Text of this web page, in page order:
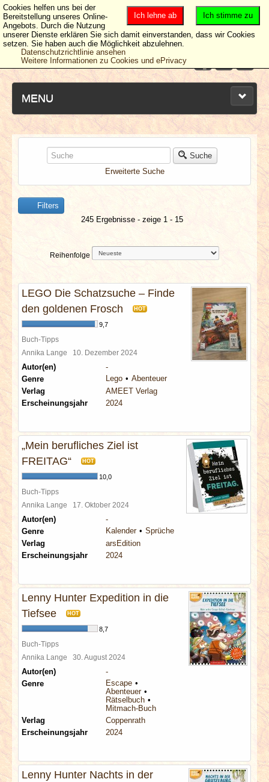
MENU
NEUESTE ARTIKEL
NEWS & DATES
BERICHTE
VERLOSUNGEN
SPECIALS
REDAKTION
LINKS
ARCHIV
Suche
Erweiterte Suche
Filters
245 Ergebnisse - zeige 1 - 15
Reihenfolge
LEGO Die Schatzsuche – Finde
den goldenen Frosch
HOT
9,7
Buch-Tipps
Annika Lange 10. Dezember 2024
Autor(en)
-
Genre
Lego
Abenteuer
Verlag
AMEET Verlag
Erscheinungsjahr
2024
„Mein berufliches Ziel ist
FREITAG“
HOT
10,0
Buch-Tipps
Annika Lange 17. Oktober 2024
Autor(en)
-
Genre
Kalender
Sprüche
Verlag
arsEdition
Erscheinungsjahr
2024
Lenny Hunter Expedition in die
Tiefsee
HOT
8,7
Buch-Tipps
Annika Lange 30. August 2024
Autor(en)
-
Genre
Escape
Abenteuer
Rätselbuch
Mitmach-Buch
Verlag
Coppenrath
Erscheinungsjahr
2024
Lenny Hunter Nachts in der
Ich stimme zu
Ich lehne ab
Cookies helfen uns bei der
Bereitstellung unseres Online-
Angebots. Durch die Nutzung
unserer Dienste erklären Sie sich damit einverstanden, dass wir Cookies
setzen. Sie haben auch die Möglichkeit abzulehnen.
Datenschutzrichtlinie ansehen
Weitere Informationen zu Cookies und ePrivacy